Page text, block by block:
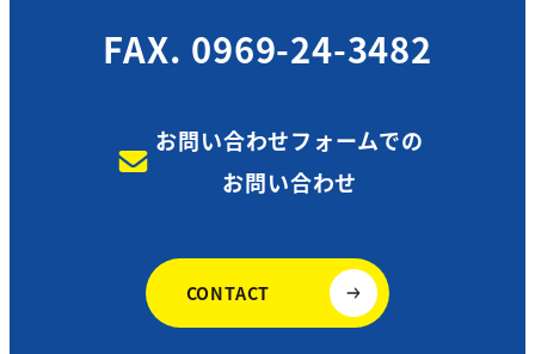
FAX. 0969-24-3482
お問い合わせフォームでの
お問い合わせ
CONTACT